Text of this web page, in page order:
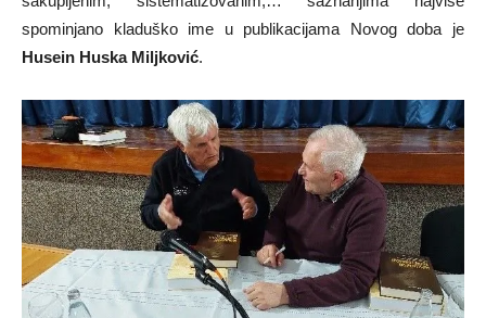
spominjano kladuško ime u publikacijama Novog doba je
Husein Huska Miljković.